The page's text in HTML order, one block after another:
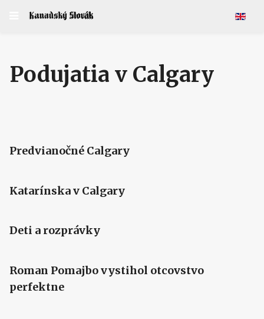
Vyberte
Podujatia v Calgary
Predvianočné Calgary
Katarínska v Calgary
Deti a rozprávky
Roman Pomajbo vystihol otcovstvo
perfektne